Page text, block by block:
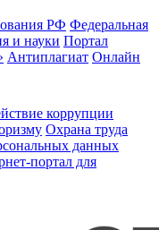
РФ Федеральная
и науки Портал
Антиплагиат Онлайн
коррупции
Охрана труда
данных
портал для